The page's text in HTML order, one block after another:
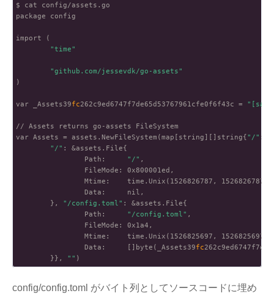
$ cat config/assets.go
package config
import (
"time"
"github.com/jessevdk/go-assets"
)
var _Assets39fc262c9ed6747f7de65d53767961cfe0f6f43c =
// Assets returns go-assets FileSystem
var Assets = assets.NewFileSystem(map[string][]string{"/" :
"/" : &assets.File{
                Path:
"/" ,
                FileMode: 0x800001ed,
Mtime:    time.Unix(1526826787,
                Data:     nil,
        },
"/config.toml" : &assets.File{
                Path:
"/config.toml" ,
                FileMode: 0x1a4,
Mtime:    time.Unix(1526825697,
                Data:     []byte(_Assets39
fc
        }},
""
config/config.toml がバイト列としてソースコードに埋め